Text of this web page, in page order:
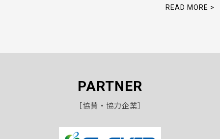
READ MORE >
PARTNER
［協賛・協力企業］